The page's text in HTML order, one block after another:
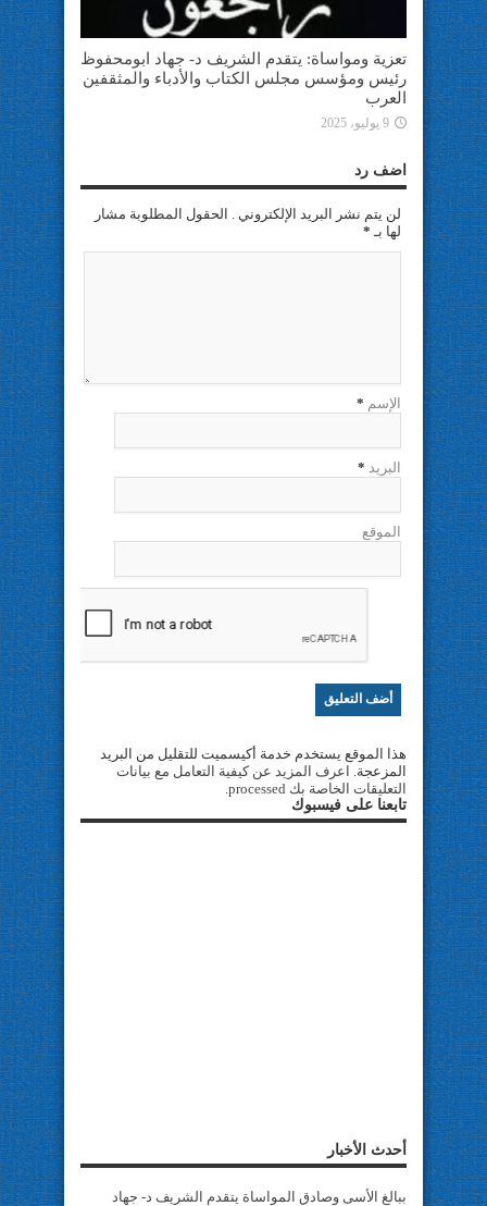
تعزية ومواساة: يتقدم الشريف د- جهاد ابومحفوظ
رئيس ومؤسس مجلس الكتاب والأدباء والمثقفين
العرب
9 يوليو، 2025
اضف رد
لن يتم نشر البريد الإلكتروني . الحقول المطلوبة مشار
لها بـ *
الإسم *
البريد *
الموقع
هذا الموقع يستخدم خدمة أكيسميت للتقليل من البريد
المزعجة. اعرف المزيد عن كيفية التعامل مع بيانات
التعليقات الخاصة بك processed
تابعنا على فيسبوك
أحدث الأخبار
ببالغ الأسى وصادق المواساة يتقدم الشريف د- جهاد